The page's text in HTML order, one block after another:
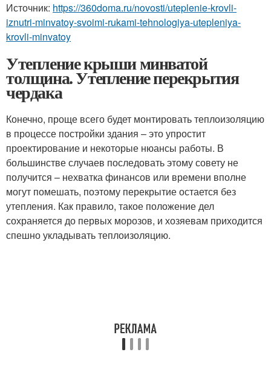
Источник: https://360doma.ru/novosti/uteplenie-krovli-
iznutri-minvatoy-svoimi-rukami-tehnologiya-utepleniya-
krovli-minvatoy
Утепление крыши минватой
толщина. Утепление перекрытия
чердака
Конечно, проще всего будет монтировать теплоизоляцию
в процессе постройки здания – это упростит
проектирование и некоторые нюансы работы. В
большинстве случаев последовать этому совету не
получится – нехватка финансов или времени вполне
могут помешать, поэтому перекрытие остается без
утепления. Как правило, такое положение дел
сохраняется до первых морозов, и хозяевам приходится
спешно укладывать теплоизоляцию.